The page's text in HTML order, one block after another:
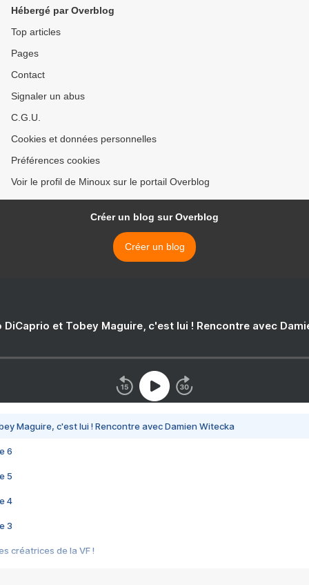
Hébergé par Overblog
Top articles
Pages
Contact
Signaler un abus
C.G.U.
Cookies et données personnelles
Préférences cookies
Voir le profil de Minoux sur le portail Overblog
Créer un blog sur Overblog
Créer un blog
DiCaprio et Tobey Maguire, c'est lui ! Rencontre avec
Maguire, c'est lui ! Rencontre avec Damien Witecka
6
5
4
3
créatrices de la VF !